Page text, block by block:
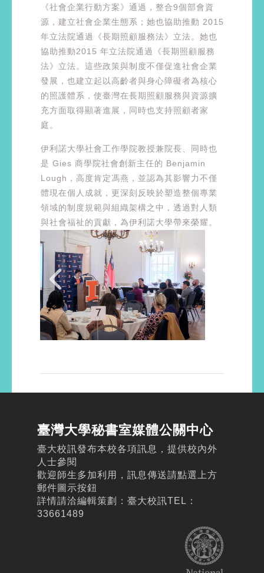
《社會企業行動方案》通過，整合9個部會資
源，建立社會企業生態系；她也協助推動 2015
年立法院通過《長期照顧服務法》立法。她也
協助推動2015 年立法院通過《長期照顧服務
法》立法。這些政策與制度不僅促進社會企業
發展，也建立起以高齡者與身心障礙者為核心
的照護體系，使臺灣在長期照顧服務與資源擴
充方面取得顯著進展，同時也支持照顧者家
庭。
伊利諾大學社會工作學院教授兼院長、同時也
是 Gies 商學院社會創新主任的 Benjamin
Lough，高度肯定馮燕，並認為其影響力不僅
體現在個人成就，更深刻反映於塑造整個專業
領域的制度規範與組織架構之中，透過對人類
與社會福祉的貢獻，為伊利諾大學帶來榮耀。
臺灣大學秘書室媒體公關中心
臺大校訊發布本校各項訊息，提供校內外
人士參閱
歡迎師生多加利用，訊息傳送請點選上方
郵件圖示按鈕
詳情請洽編輯策劃：臺大校訊TEL：
33661489